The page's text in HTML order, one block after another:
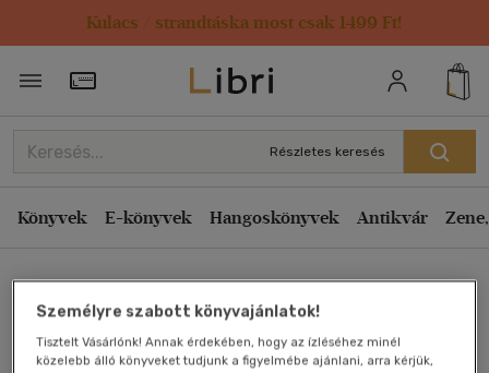
Kulacs / strandtáska most csak 1499 Ft!
Törzsvásárlói Kártya adatai
Részletes keresés
Könyvek E-könyvek Hangoskönyvek Antikvár
Kangyal András
Rendezés
Kiadás éve szerint csökkenő
Ár szerint csökkenő
Eladott darabszám szerint csökkenő
Eladott darabszám szerint növekvő
Cím szerint A-Z
Személyre szabott könyvajánlatok!
Tisztelt Vásárlónk! Annak érdekében, hogy az ízléséhez minél
közelebb álló könyveket tudjunk a figyelmébe ajánlani, arra kérjük,